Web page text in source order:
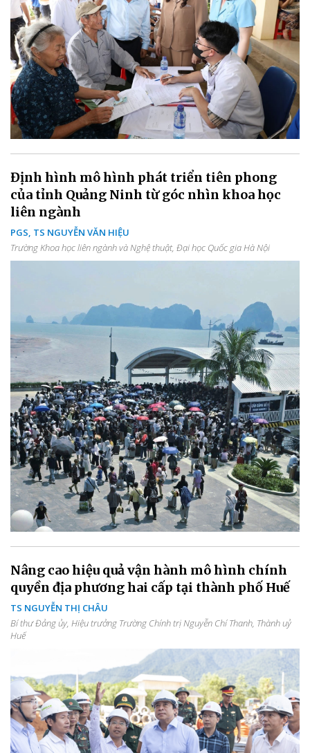
Định hình mô hình phát triển tiên phong
của tỉnh Quảng Ninh từ góc nhìn khoa học
liên ngành
PGS, TS NGUYỄN VĂN HIỆU
Trường Khoa học liên ngành và Nghệ thuật, Đại học Quốc gia Hà Nội
Nâng cao hiệu quả vận hành mô hình chính
quyền địa phương hai cấp tại thành phố Huế
TS NGUYỄN THỊ CHÂU
Bí thư Đảng ủy, Hiệu trưởng Trường Chính trị Nguyễn Chí Thanh, Thành uỷ
Huế